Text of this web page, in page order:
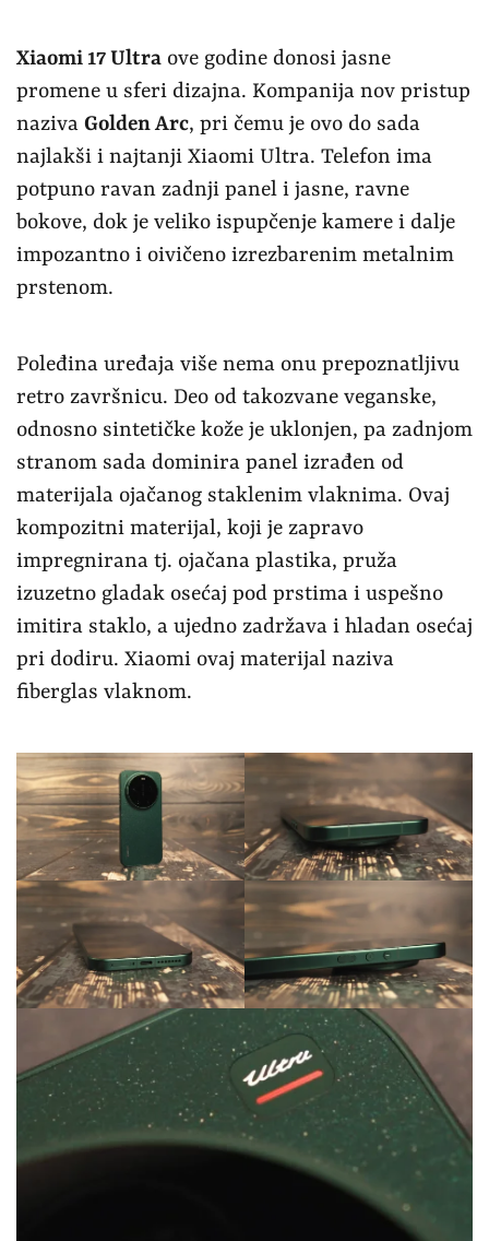
Xiaomi 17 Ultra ove godine donosi jasne
promene u sferi dizajna. Kompanija nov pristup
naziva Golden Arc, pri čemu je ovo do sada
najlakši i najtanji Xiaomi Ultra. Telefon ima
potpuno ravan zadnji panel i jasne, ravne
bokove, dok je veliko ispupčenje kamere i dalje
impozantno i oivičeno izrezbarenim metalnim
prstenom.
Poleđina uređaja više nema onu prepoznatljivu
retro završnicu. Deo od takozvane veganske,
odnosno sintetičke kože je uklonjen, pa zadnjom
stranom sada dominira panel izrađen od
materijala ojačanog staklenim vlaknima. Ovaj
kompozitni materijal, koji je zapravo
impregnirana tj. ojačana plastika, pruža
izuzetno gladak osećaj pod prstima i uspešno
imitira staklo, a ujedno zadržava i hladan osećaj
pri dodiru. Xiaomi ovaj materijal naziva
fiberglas vlaknom.